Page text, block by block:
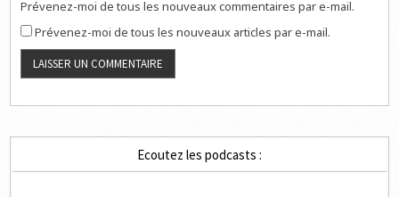
Prévenez-moi de tous les nouveaux commentaires par e-mail.
Prévenez-moi de tous les nouveaux articles par e-mail.
Ecoutez les podcasts :